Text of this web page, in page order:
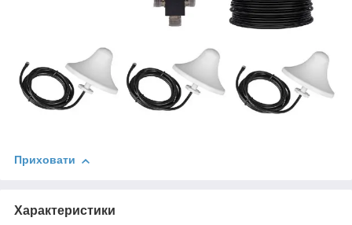
Приховати
Характеристики